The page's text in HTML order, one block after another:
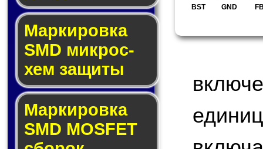
Мар­ки­ров­ка
SMD мик­рос­
хем защиты
Мар­ки­ров­ка
SMD MOSFET
BST GND